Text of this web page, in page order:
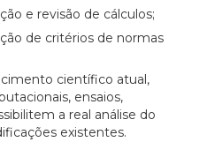
e revisão de cálculos;
de critérios de normas
científico atual,
ensaios,
a real análise do
existentes.